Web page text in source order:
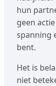
hun
geen
spanning
bent.
Het is
niet